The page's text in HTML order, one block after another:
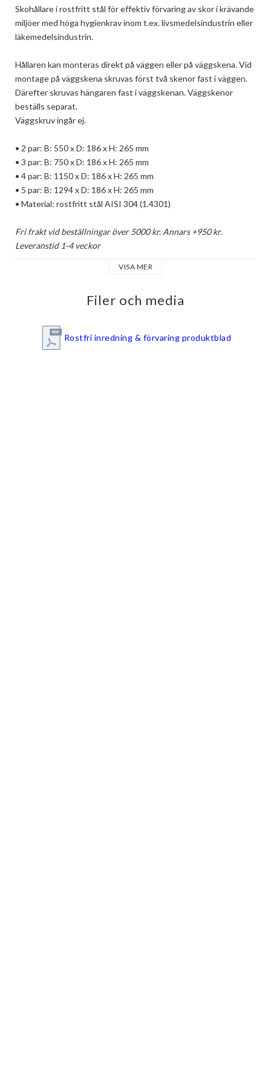
Skohållare i rostfritt stål för effektiv förvaring av skor i krävande
miljöer med höga hygienkrav inom t.ex. livsmedelsindustrin eller
läkemedelsindustrin.
Hållaren kan monteras direkt på väggen eller på väggskena. Vid
montage på väggskena skruvas först två skenor fast i väggen.
Därefter skruvas hängaren fast i väggskenan. Väggskenor
beställs separat.
Väggskruv ingår ej.
• 2 par: B: 550 x D: 186 x H: 265 mm
• 3 par: B: 750 x D: 186 x H: 265 mm
• 4 par: B: 1150 x D: 186 x H: 265 mm
• 5 par: B: 1294 x D: 186 x H: 265 mm
• Material: rostfritt stål AISI 304 (1.4301)
Fri frakt vid beställningar över 5000 kr. Annars +950 kr.
Leveranstid 1-4 veckor
VISA MER
Filer och media
Rostfri inredning & förvaring produktblad